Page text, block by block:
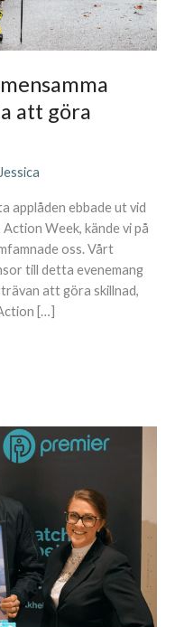
att göra
Jessica
applåden ebbade ut vid
Week, kände vi på
oss. Vårt
till detta evenemang
att göra skillnad,
[…]